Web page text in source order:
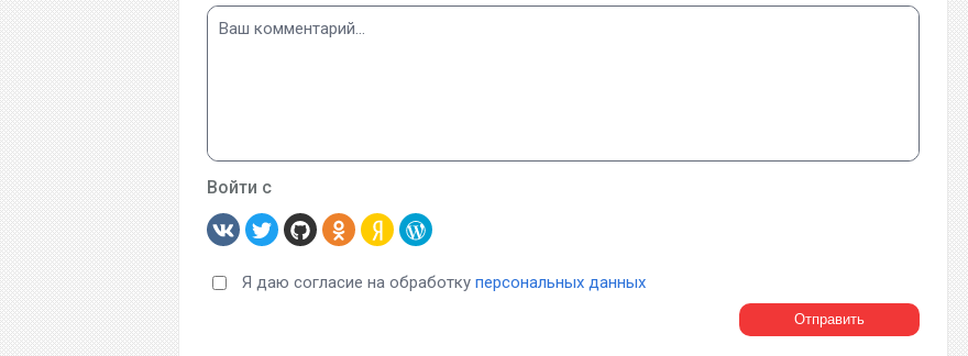
Войти с
Я даю согласие на обработку персональных данных